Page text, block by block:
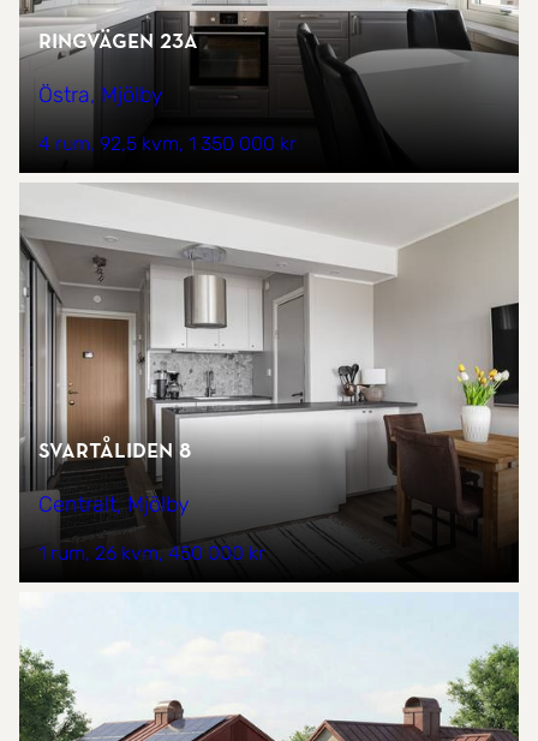
Ringvägen 23A
Östra, Mjölby
4 rum 92,5 kvm 1 350 000 kr
Svartåliden 8
Centralt, Mjölby
1 rum 26 kvm 450 000 kr